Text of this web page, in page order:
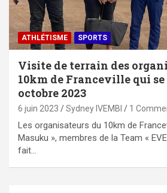
ATHLÉTISME SPORTS
Visite de terrain des
10km de Franceville qui
octobre 2023
6 juin 2023 Sydney IVEMBI 1
Les organisateurs du 10km de
Masuku », membres de la Team «
fait…